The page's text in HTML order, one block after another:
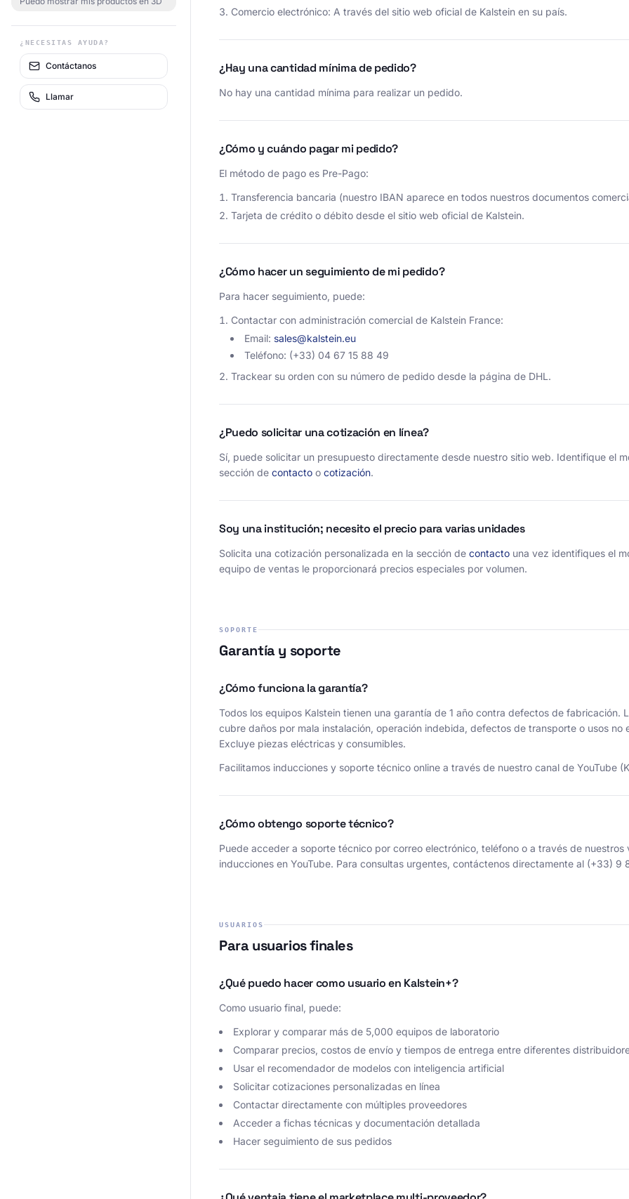
¿NECESITAS AYUDA?
Contáctanos
Llamar
Comercio electrónico: A través del sitio web oficial de Kalstein en su país.
¿Hay una cantidad mínima de pedido?
No hay una cantidad mínima para realizar un pedido.
¿Cómo y cuándo pagar mi pedido?
El método de pago es Pre-Pago:
Transferencia bancaria (nuestro IBAN aparece en todos nuestros documentos
Tarjeta de crédito o débito desde el sitio web oficial de Kalstein.
¿Cómo hacer un seguimiento de mi pedido?
Para hacer seguimiento, puede:
Contactar con administración comercial de Kalstein France:
Email: sales@kalstein.eu
Teléfono: (+33) 04 67 15 88 49
Trackear su orden con su número de pedido desde la página de DHL.
¿Puedo solicitar una cotización en línea?
Sí, puede solicitar un presupuesto directamente desde nuestro sitio web. Identifique el
sección de contacto o cotización.
Soy una institución; necesito el precio para varias unidades
Solicita una cotización personalizada en la sección de contacto una vez identifiques el
equipo de ventas le proporcionará precios especiales por volumen.
SOPORTE
Garantía y soporte
¿Cómo funciona la garantía?
Todos los equipos Kalstein tienen una garantía de 1 año contra defectos de fabricación.
cubre daños por mala instalación, operación indebida, defectos de transporte o usos no
Excluye piezas eléctricas y consumibles.
Facilitamos inducciones y soporte técnico online a través de nuestro canal de YouTube
¿Cómo obtengo soporte técnico?
Puede acceder a soporte técnico por correo electrónico, teléfono o a través de nuestros
inducciones en YouTube. Para consultas urgentes, contáctenos directamente al (+33) 9
USUARIOS
Para usuarios finales
¿Qué puedo hacer como usuario en Kalstein+?
Como usuario final, puede:
Explorar y comparar más de 5,000 equipos de laboratorio
Comparar precios, costos de envío y tiempos de entrega entre diferentes
Usar el recomendador de modelos con inteligencia artificial
Solicitar cotizaciones personalizadas en línea
Contactar directamente con múltiples proveedores
Acceder a fichas técnicas y documentación detallada
Hacer seguimiento de sus pedidos